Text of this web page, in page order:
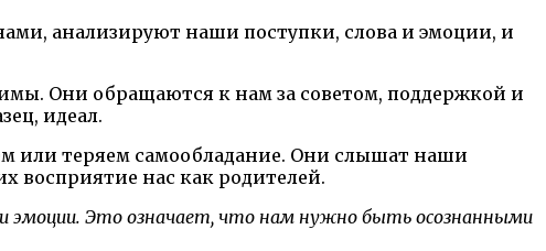
анализируют наши поступки, слова и эмоции, и
Они обращаются к нам за советом, поддержкой и
идеал.
или теряем самообладание. Они слышат наши
восприятие нас как родителей.
эмоции. Это означает, что нам нужно быть осознанными